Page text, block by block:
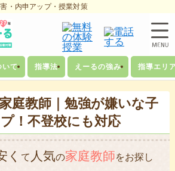
・内申アップ・授業対策
いて 指導法 えーるの強み 指導エリ
庭教師｜勉強が嫌いな子
！不登校にも対応
く て 人気の家庭教師をお探し